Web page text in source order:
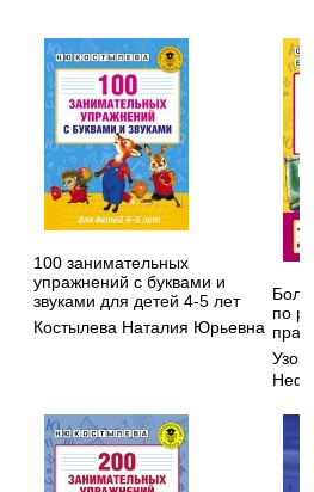
100 занимательных
упражнений с буквами и
звуками для детей 4-5 лет
Костылева Наталия Юрьевна
по